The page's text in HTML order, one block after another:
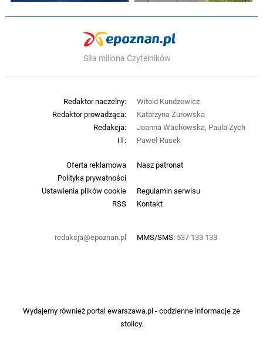
Siła miliona Czytelników
Oferta reklamowa
Nasz patronat
Polityka prywatności
Ustawienia plików cookie
Regulamin serwisu
RSS
Kontakt
redakcja@epoznan.pl MMS/SMS: 537 133 133
Redaktor naczelny:
Witold Kundzewicz
Redaktor prowadząca:
Katarzyna Żurowska
Redakcja:
Joanna Wachowska, Paula Zych
IT:
Paweł Rusek
Wydajemy również portalewarszawa.pl- codzienne informacje ze
stolicy.